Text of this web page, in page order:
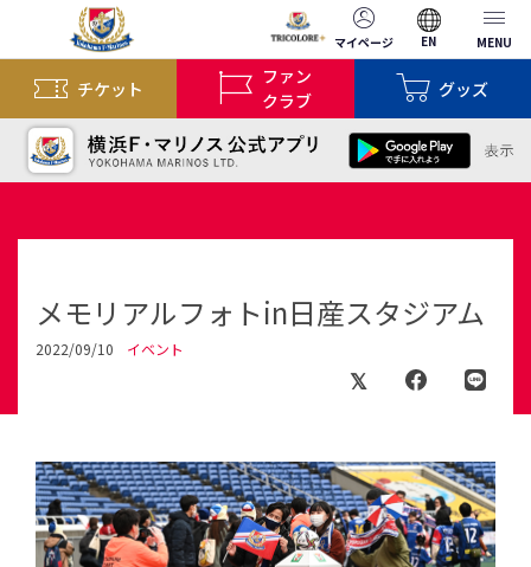
マイページ EN MENU
チケット
ファン
クラブ
グッズ
メモリアルフォトin日産スタジアム
2022/09/10 イベント